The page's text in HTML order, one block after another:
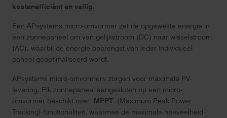
kostenefficiënt en veilig.
Een APsystems micro-omvormer zet de opgewekte energie in
een zonnepaneel om van gelijkstroom (DC) naar wisselstroom
(AC), waarbij de energie opbrengst van ieder individueel
paneel geoptimaliseerd wordt.
APsystems micro-omvormers zorgen voor maximale PV-
levering. Elk zonnepaneel aangesloten op een micro-
omvormer beschikt over MPPT
(Maximum Peak Power
Tracking) functionaliteit, waarmee de maximale hoeveelheid